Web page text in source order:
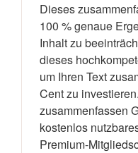
Dieses
100 % genaue
Inhalt zu
dieses
um Ihren Text
Cent zu
zusammenfassen
kostenlos
Premium-